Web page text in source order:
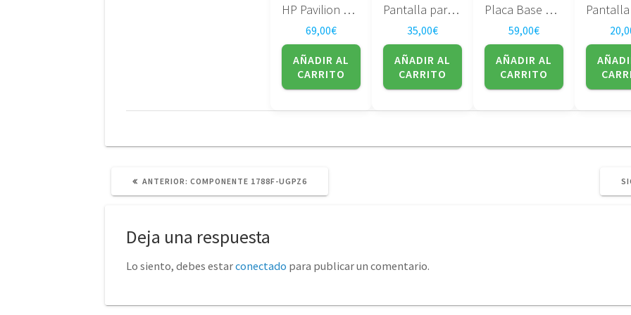
HP Pavilion DV7-1000 507169-001
69,00€
AÑADIR AL
CARRITO
Pantalla para portatil LTD141EN9B T60 T61
35,00€
AÑADIR AL
CARRITO
Placa Base Dell XPS M1530 PP28L 48.4W101.011
59,00€
AÑADIR AL
CARRITO
ANTERIOR: POST
COMPONENTE 1788F-UGPZ6
Deja una respuesta
Lo siento, debes estarconectado para publicar un comentario.